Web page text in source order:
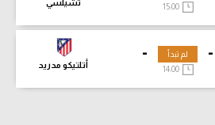
تشيلسي 15:00
-
-
أتلتيكو مدريد
لم تبدأ
14:00